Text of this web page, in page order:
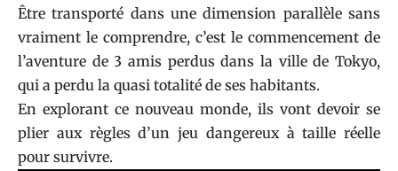
Être transporté dans une dimension parallèle sans
vraiment le comprendre, c’est le commencement de
l’aventure de 3 amis perdus dans la ville de Tokyo,
qui a perdu la quasi totalité de ses habitants.
En explorant ce nouveau monde, ils vont devoir se
plier aux règles d’un jeu dangereux à taille réelle
pour survivre.